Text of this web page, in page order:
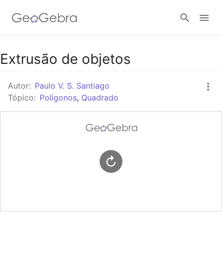
Google Classroom
Tarefa
Entrar no sistema
Extrusão de objetos
Autor: Paulo V. S. Santiago
Tópico: Polígonos, Quadrado